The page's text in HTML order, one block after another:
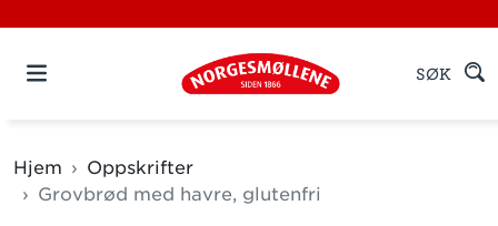
SØK
Hjem
Oppskrifter
Grovbrød med havre, glutenfri